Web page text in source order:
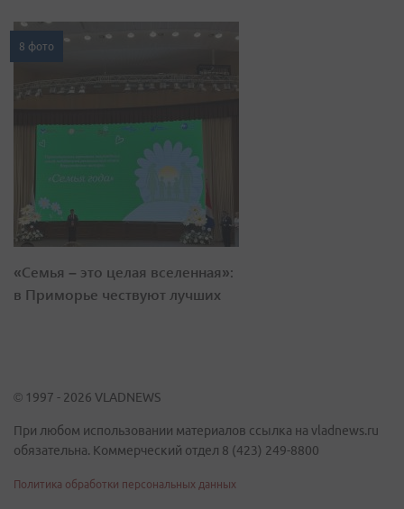
8 фото
«Семья – это целая вселенная»:
в Приморье чествуют лучших
© 1997 - 2026 VLADNEWS
При любом использовании материалов ссылка на vladnews.ru
обязательна. Коммерческий отдел 8 (423) 249-8800
Политика обработки персональных данных